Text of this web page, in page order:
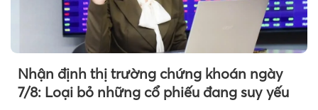
Theo
Nhận định thị trường chứng khoán ngày
7/8: Loại bỏ những cổ phiếu đang suy yếu